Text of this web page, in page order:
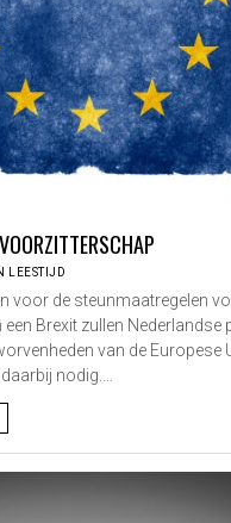
LEESTIJD
voor de steunmaatregelen
Brexit zullen Nederlandse
van de Europese
nodig.…